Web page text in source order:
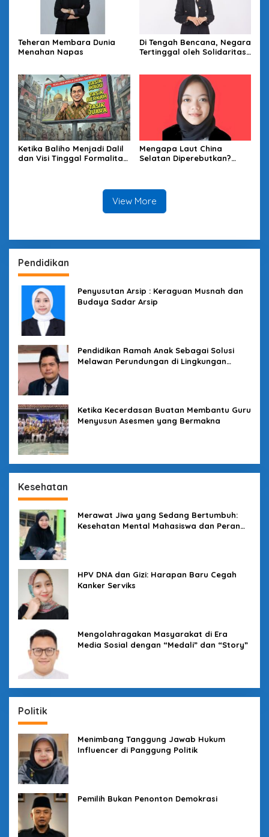
Teheran Membara Dunia
Menahan Napas
Di Tengah Bencana, Negara
Tertinggal oleh Solidaritas
Ketika Baliho Menjadi Dalil
dan Visi Tinggal Formalitas
Mengapa Laut China
Selatan Diperebutkan?
View More
Pendidikan
Penyusutan Arsip : Keraguan Musnah dan
Budaya Sadar Arsip
Pendidikan Ramah Anak Sebagai Solusi
Melawan Perundungan di Lingkungan
Ketika Kecerdasan Buatan Membantu Guru
Menyusun Asesmen yang Bermakna
Kesehatan
Merawat Jiwa yang Sedang Bertumbuh:
Kesehatan Mental Mahasiswa dan Peran
HPV DNA dan Gizi: Harapan Baru Cegah
Kanker Serviks
Mengolahragakan Masyarakat di Era
Media Sosial dengan “Medali” dan “Story”
Politik
Menimbang Tanggung Jawab Hukum
Influencer di Panggung Politik
Pemilih Bukan Penonton Demokrasi